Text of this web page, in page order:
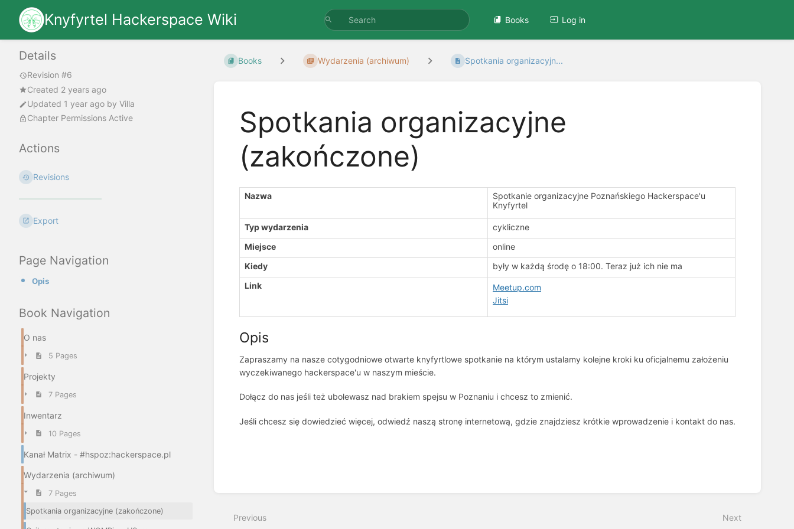
Knyfyrtel Hackerspace Wiki Books Log in
Details
Revision #6
Created 2 years ago
Updated 1 year ago by Villa
Chapter Permissions Active
Actions
Revisions
Export
Page Navigation
Opis
Book Navigation
O nas
5 Pages
Projekty
7 Pages
Inwentarz
10 Pages
Kanał Matrix - #hspoz:hackerspace.pl
Wydarzenia (archiwum)
7 Pages
Spotkania organizacyjne (zakończone)
Books Wydarzenia (archiwum) Spotkania organizacyjn...
Spotkania organizacyjne
(zakończone)
Nazwa
Spotkanie organizacyjne Poznańskiego Hackerspace'u
Knyfyrtel
Typ wydarzenia
cykliczne
Miejsce
online
Kiedy
były w każdą środę o 18:00. Teraz już ich nie ma
Link
Meetup.com
Jitsi
Opis
Zapraszamy na nasze cotygodniowe otwarte knyfyrtlowe spotkanie na którym ustalamy kolejne kroki ku oficjalnemu założeniu
wyczekiwanego hackerspace'u w naszym mieście.
Dołącz do nas jeśli też ubolewasz nad brakiem spejsu w Poznaniu i chcesz to zmienić.
Jeśli chcesz się dowiedzieć więcej, odwiedź naszą stronę internetową, gdzie znajdziesz krótkie wprowadzenie i kontakt do nas.
Previous Next